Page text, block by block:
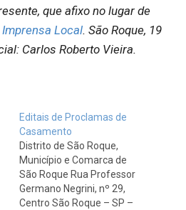
que afixo no lugar de
Imprensa Local. São Roque, 19
Carlos Roberto Vieira.
Editais de Proclamas de
Casamento
Distrito de São Roque,
Município e Comarca de
São Roque Rua Professor
Germano Negrini, nº 29,
Centro São Roque – SP –